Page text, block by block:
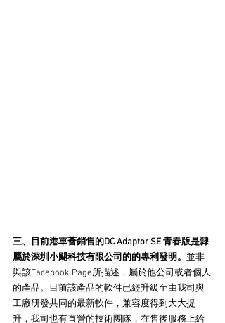
三、目前港車薈銷售的DC Adaptor SE 青春版是隸
屬於深圳小颶科技有限公司的的專利發明。 並非
與該Facebook Page所描述，屬於他公司或者個人
的產品。目前該產品的軟件已經升級至由我司與
工廠研發共同的最新軟件，兼容度得到大大提
升，我司也有直營的技術團隊，在售後服務上給